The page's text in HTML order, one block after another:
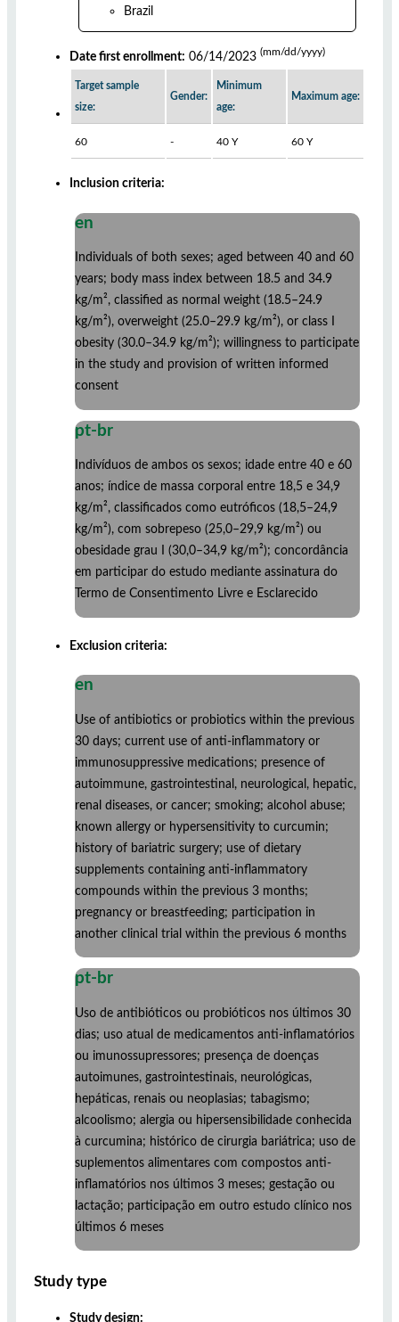
Brazil
Date first enrollment: 06/14/2023 (mm/dd/yyyy)
Target sample
size:
Gender:
Minimum
age:
Maximum age:
60 - 40 Y 60 Y
Inclusion criteria:
en
Individuals of both sexes; aged between 40 and 60
years; body mass index between 18.5 and 34.9
kg/m², classified as normal weight (18.5–24.9
kg/m²), overweight (25.0–29.9 kg/m²), or class I
obesity (30.0–34.9 kg/m²); willingness to participate
in the study and provision of written informed
consent
pt-br
Indivíduos de ambos os sexos; idade entre 40 e 60
anos; índice de massa corporal entre 18,5 e 34,9
kg/m², classificados como eutróficos (18,5–24,9
kg/m²), com sobrepeso (25,0–29,9 kg/m²) ou
obesidade grau I (30,0–34,9 kg/m²); concordância
em participar do estudo mediante assinatura do
Termo de Consentimento Livre e Esclarecido
Exclusion criteria:
en
Use of antibiotics or probiotics within the previous
30 days; current use of anti-inflammatory or
immunosuppressive medications; presence of
autoimmune, gastrointestinal, neurological, hepatic,
renal diseases, or cancer; smoking; alcohol abuse;
known allergy or hypersensitivity to curcumin;
history of bariatric surgery; use of dietary
supplements containing anti-inflammatory
compounds within the previous 3 months;
pregnancy or breastfeeding; participation in
another clinical trial within the previous 6 months
pt-br
Uso de antibióticos ou probióticos nos últimos 30
dias; uso atual de medicamentos anti-inflamatórios
ou imunossupressores; presença de doenças
autoimunes, gastrointestinais, neurológicas,
hepáticas, renais ou neoplasias; tabagismo;
alcoolismo; alergia ou hipersensibilidade conhecida
à curcumina; histórico de cirurgia bariátrica; uso de
suplementos alimentares com compostos anti-
inflamatórios nos últimos 3 meses; gestação ou
lactação; participação em outro estudo clínico nos
últimos 6 meses
Study type
Study design: